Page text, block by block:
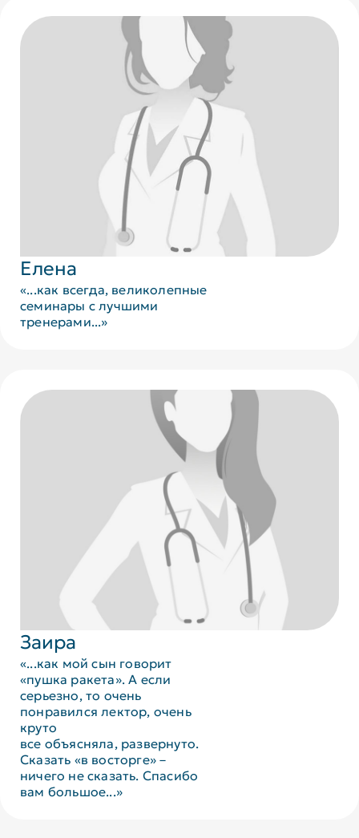
Елена
«...как всегда, великолепные
семинары с лучшими
тренерами...»
Заира
«...как мой сын говорит
«пушка ракета». А если
серьезно, то очень
понравился лектор, очень
круто
все объясняла, развернуто.
Сказать «в восторге» –
ничего не сказать. Спасибо
вам большое...»